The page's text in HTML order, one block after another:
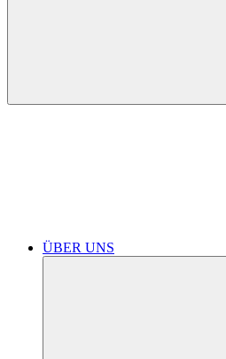
ÜBER UNS